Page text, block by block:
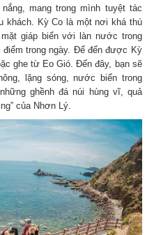
mang trong mình tuyệt tác
khách. Kỳ Co là một nơi khá thú
giáp biển với làn nước trong
trong ngày. Để đến được Kỳ
ghe từ Eo Gió. Đến đây, bạn sẽ
lặng sóng, nước biển trong
ghềnh đá núi hùng vĩ, quả
của Nhơn Lý.